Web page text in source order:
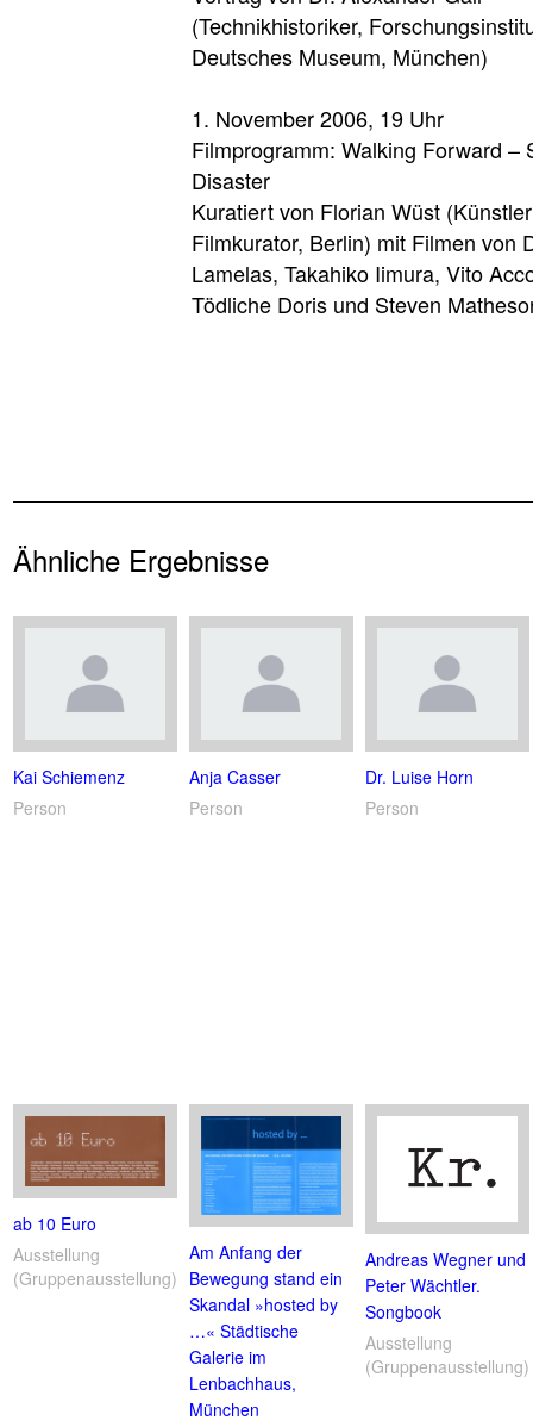
(Technikhistoriker,
Deutsches Museum, München)
1. November 2006, 19 Uhr
Filmprogramm: Walking Forward –
Disaster
Kuratiert von Florian Wüst
Filmkurator, Berlin) mit Filmen von
Lamelas, Takahiko Iimura, Vito
Tödliche Doris und Steven
Ähnliche Ergebnisse
Kai Schiemenz
Person
Anja Casser
Person
Dr. Luise Horn
Person
ab 10 Euro
Ausstellung
(Gruppenausstellung)
Am Anfang der
Bewegung stand ein
Skandal »hosted by
…« Städtische
Galerie im
Lenbachhaus,
München
Andreas Wegner und
Peter Wächtler.
Songbook
Ausstellung
(Gruppenausstellung)